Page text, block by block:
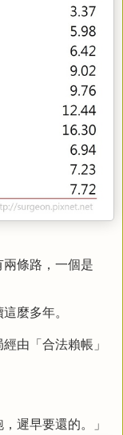
條路，一個是
麼多年。
由「合法賴帳」
遲早要還的。」